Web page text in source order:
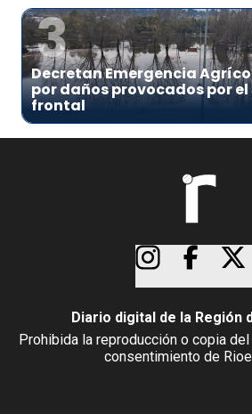
3
Decretan Emergencia
por daños provocados por
frontal
Diario digital de la Región
Prohibida la reproducción o copia
consentimiento de